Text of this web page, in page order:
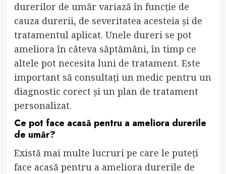
durerilor de umăr variază în funcție de
cauza durerii, de severitatea acesteia și de
tratamentul aplicat. Unele dureri se pot
ameliora în câteva săptămâni, în timp ce
altele pot necesita luni de tratament. Este
important să consultați un medic pentru un
diagnostic corect și un plan de tratament
personalizat.
Ce pot face acasă pentru a ameliora durerile
de umăr?
Există mai multe lucruri pe care le puteți
face acasă pentru a ameliora durerile de